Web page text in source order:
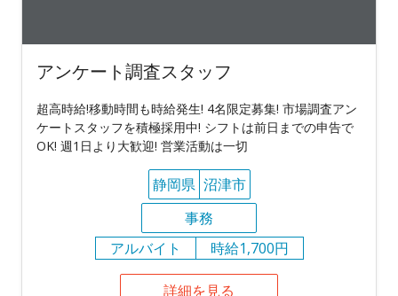
アンケート調査スタッフ
超高時給!移動時間も時給発生! 4名限定募集! 市場調査アン
ケートスタッフを積極採用中! シフトは前日までの申告で
OK! 週1日より大歓迎! 営業活動は一切
静岡県 沼津市
事務
アルバイト
時給1,700円
詳細を見る